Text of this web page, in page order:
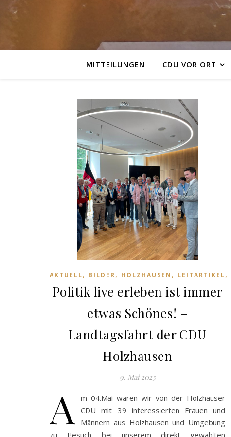
MITTEILUNGEN CDU VOR ORT
AKTUELL, BILDER, HOLZHAUSEN , LEITARTIKEL,
Politik live erleben ist immer
etwas Schönes! –
Landtagsfahrt der CDU
Holzhausen
9. Mai 2023
A
m 04.Mai waren wir von der Holzhauser
CDU mit 39 interessierten Frauen und
Männern aus Holzhausen und Umgebung
zu Besuch bei unserem direkt gewählten